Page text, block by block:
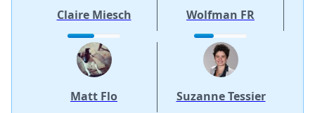
Claire Miesch Wolfman FR
Matt Flo Suzanne Tessier